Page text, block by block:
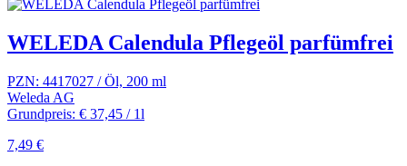
WELEDA Calendula Pflegeöl parfümfrei
PZN: 4417027 / Öl, 200 ml
Weleda AG
Grundpreis: € 37,45 / 1l
7,49 €